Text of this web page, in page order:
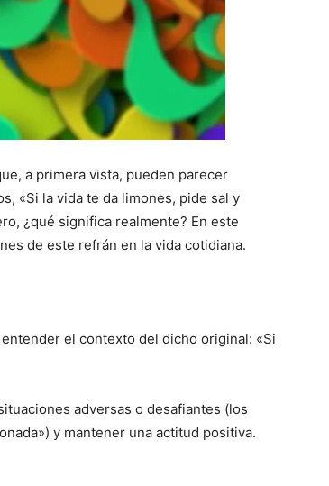
a primera vista, pueden parecer
«Si la vida te da limones, pide sal y
¿qué significa realmente? En este
de este refrán en la vida cotidiana.
el contexto del dicho original: «Si
adversas o desafiantes (los
y mantener una actitud positiva.